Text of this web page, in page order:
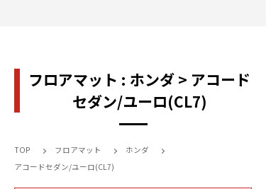
フロアマット : ホンダ > アコード
セダン/ユーロ(CL7)
TOP フロアマット
ホンダ
アコードセダン/ユーロ(CL7)